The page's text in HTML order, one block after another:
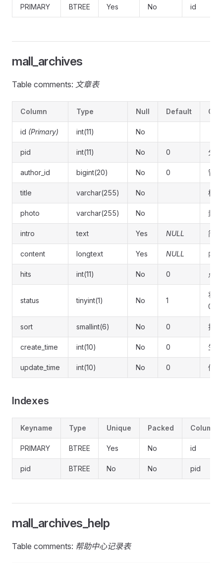
PRIMARY BTREE Yes No id
mall_archives
Table comments: 文章表
Column Type Null Default
id (Primary) int(11) No
pid int(11) No 0 分
author_id bigint(20) No 0 管
title varchar(255) No 标题
photo varchar(255) No 封面
intro text Yes NULL 简要
content longtext Yes NULL 内容
hits int(11) No 0 点
status tinyint(1) No 1
状
0:
sort smallint(6) No 0 排序
create_time int(10) No 0 生
update_time int(10) No 0 修
Indexes
Keyname Type Unique Packed Column
PRIMARY BTREE Yes No id
pid BTREE No No pid
mall_archives_help
Table comments: 帮助中心记录表